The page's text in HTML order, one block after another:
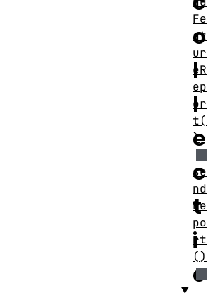
o
l
l
e
c
t
i
o
Fe
at
ur
eR
ep
or
t(
)
se
nd
Re
po
rt
()